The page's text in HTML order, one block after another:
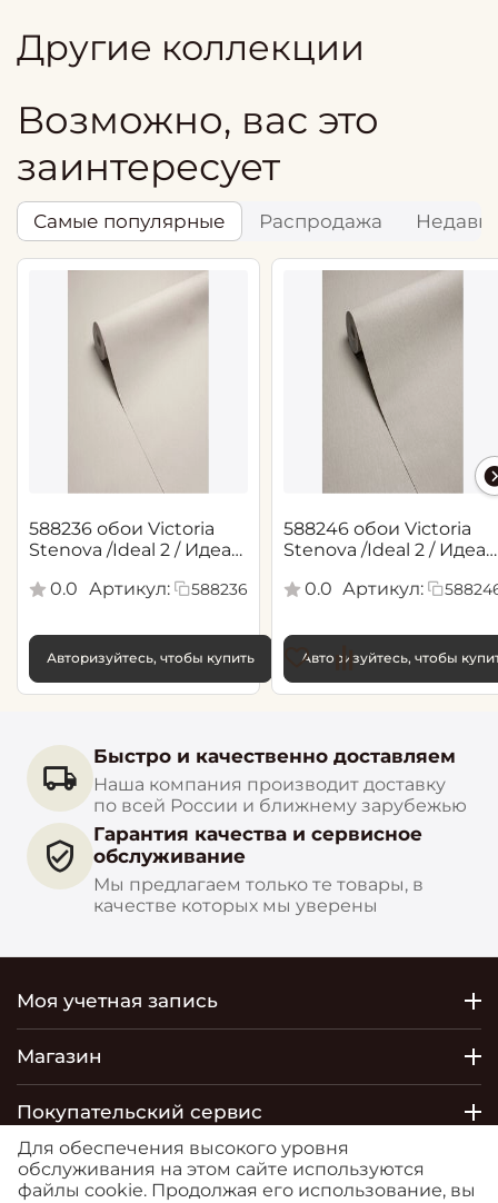
Другие коллекции
Возможно, вас это
заинтересует
Самые популярные Распродажа
588236 обои Victoria
Stenova /Ideal 2 / Идеал
0.0 Артикул: 588236
Авторизуйтесь, чтобы купить
588246 обои Victoria
Stenova /Ideal 2 / Идеал
0.0 Артикул:
Авторизуйтесь, чтобы
Быстро и качественно доставляем
Наша компания производит доставку
по всей России и ближнему зарубежью
Гарантия качества и сервисное
обслуживание
Мы предлагаем только те товары, в
качестве которых мы уверены
Моя учетная запись
Магазин
Покупательский сервис
Контакты
Для обеспечения высокого уровня
обслуживания на этом сайте используются
файлы cookie. Продолжая его использование, вы